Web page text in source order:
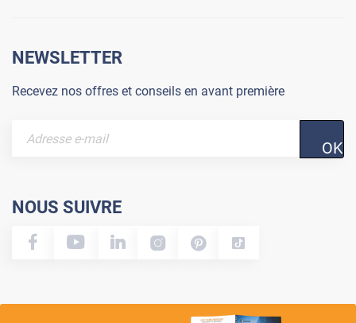
NEWSLETTER
Recevez nos offres et conseils en avant première
OK
NOUS SUIVRE